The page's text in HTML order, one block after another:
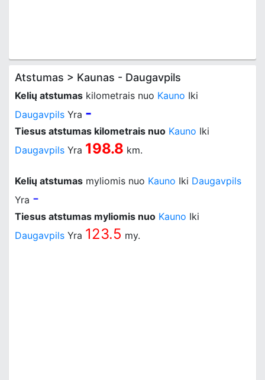
Atstumas > Kaunas - Daugavpils
Kelių atstumas kilometrais nuo Kauno Iki
Daugavpils Yra -
Tiesus atstumas kilometrais nuo Kauno Iki
Daugavpils Yra 198.8 km.
Kelių atstumas myliomis nuo Kauno Iki Daugavpils
Yra -
Tiesus atstumas myliomis nuo Kauno Iki
Daugavpils Yra 123.5 my.